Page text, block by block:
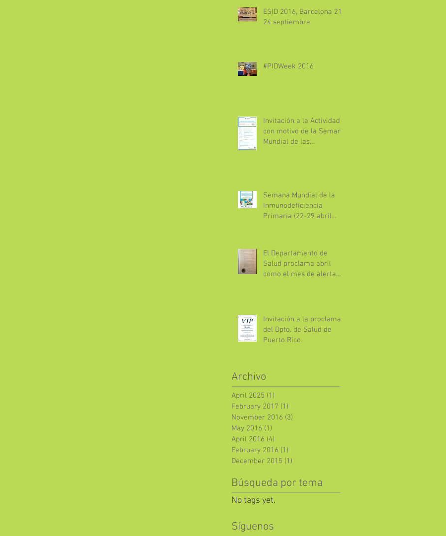
ESID 2016, Barcelona 21-
24 septiembre
#PIDWeek 2016
Invitación a la Actividad
con motivo de la Semana
Mundial de las
Semana Mundial de la
Inmunodeficiencia
Primaria (22-29 abril
El Departamento de
Salud proclama abril
como el mes de alerta
Invitación a la proclama
del Dpto. de Salud de
Puerto Rico
Archivo
April 2025 (1)
February 2017 (1)
November 2016 (3)
May 2016 (1)
April 2016 (4)
February 2016 (1)
December 2015 (1)
Búsqueda por tema
No tags yet.
Síguenos